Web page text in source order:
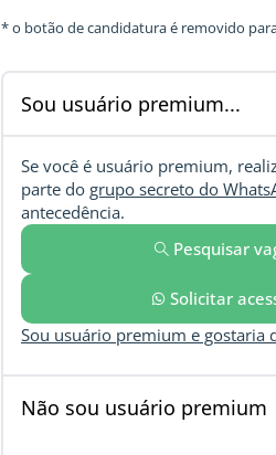
* o botão de candidatura é removido
Sou usuário premium...
Se você é usuário premium,
parte do grupo secreto do
antecedência.
Pesquisar
Solicitar
Sou usuário premium e gostaria
Não sou usuário premium